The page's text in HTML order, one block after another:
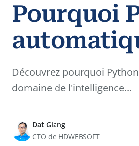
Pourquoi
Découvrez pourquoi
domaine de l'intelligence...
Dat Giang
CTO de HDWEBSOFT